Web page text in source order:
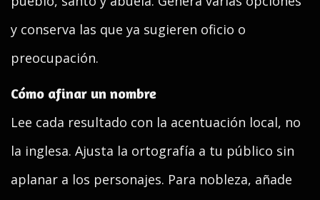
y conserva las que ya sugieren oficio o
preocupación.
Cómo afinar un nombre
Lee cada resultado con la acentuación local, no
la inglesa. Ajusta la ortografía a tu público sin
aplanar a los personajes. Para nobleza, añade